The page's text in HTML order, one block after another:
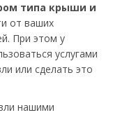
типа крыши и
от ваших
При этом у
услугами
или сделать это
нашими